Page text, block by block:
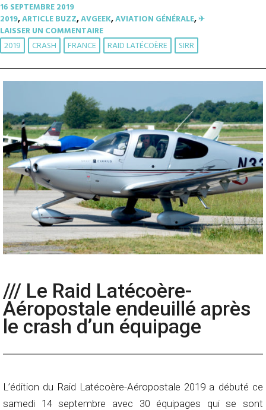
16 SEPTEMBRE 2019
2019,ARTICLE BUZZ,AVGEEK,AVIATION GÉNÉRALE,✈︎
LAISSER UN COMMENTAIRE
2019 CRASH FRANCE RAID LATÉCOÈRE SIRR
/// Le Raid Latécoère-
Aéropostale endeuillé après
le crash d’un équipage
L’édition du Raid Latécoère-Aéropostale 2019 a débuté ce
samedi 14 septembre avec 30 équipages qui se sont